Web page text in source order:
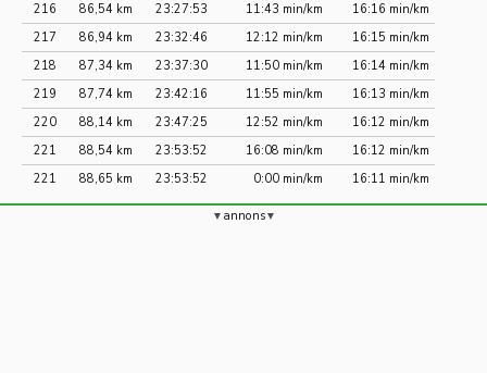
216
86,54 km 23:27:53 11:43 min/km
16:16 min/km
217
86,94 km 23:32:46 12:12 min/km
16:15 min/km
218
87,34 km 23:37:30 11:50 min/km
16:14 min/km
219
87,74 km 23:42:16 11:55 min/km
16:13 min/km
220
88,14 km 23:47:25 12:52 min/km
16:12 min/km
221
88,54 km 23:53:52 16:08 min/km
16:12 min/km
221
88,65 km 23:53:52 0:00 min/km 16:11 min/km
annons